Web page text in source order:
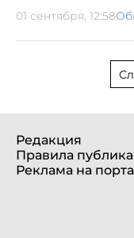
01 сентября, 12:58
Редакция
Правила
Реклама на